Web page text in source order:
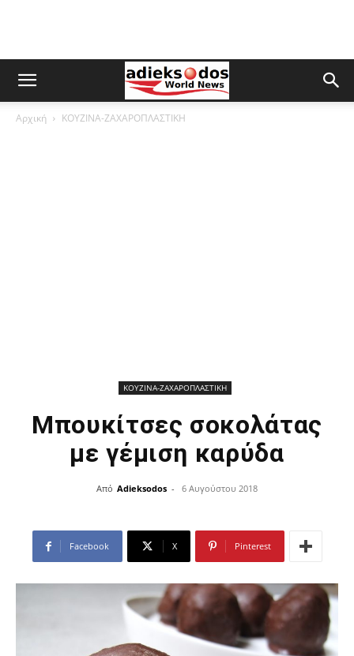
Αρχική ΚΟΥΖΙΝΑ-ΖΑΧΑΡΟΠΛΑΣΤΙΚΗ
ΚΟΥΖΙΝΑ-ΖΑΧΑΡΟΠΛΑΣΤΙΚΗ
Μπουκίτσες σοκολάτας
με γέμιση καρύδα
Από Adieksodos - 6 Αυγούστου 2018
Facebook X Pinterest